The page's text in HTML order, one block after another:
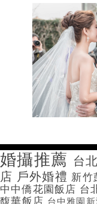
婚攝推薦 台
店 戶外婚禮 新竹
中中僑花園飯店 台
馥華飯店 台中雅園